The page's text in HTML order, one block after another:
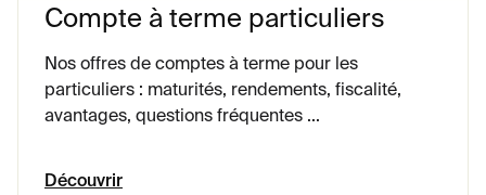
placement auprès de la banque et garantie légale du FGDR.
Compte à terme particuliers
Nos offres de comptes à terme pour les
particuliers : maturités, rendements, fiscalité,
avantages, questions fréquentes ...
Découvrir